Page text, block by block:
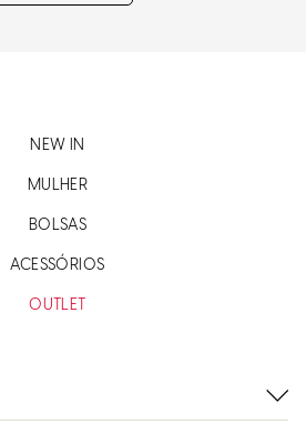
NEW IN
MULHER
BOLSAS
ACESSÓRIOS
OUTLET